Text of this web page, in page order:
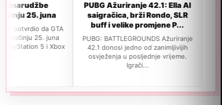
PUBG Ažuriranje 42.1: Ella AI
saigračica, brži Rondo, SLR
buff i velike promjene P...
PUBG: BATTLEGROUNDS Ažuriranje
42.1 donosi jedno od zanimljivijih
osvježenja u posljednje vrijeme.
GTA 6 neće
izlaska u
popularnom
Navodno je GTA 6 i
izađe 19. novembra
jedan važan insajder